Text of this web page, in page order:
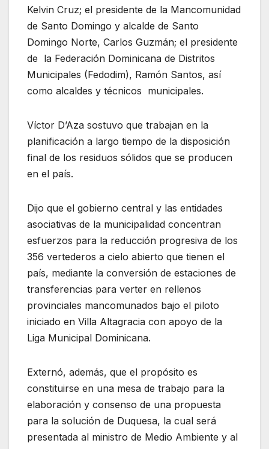
Kelvin Cruz; el presidente de la Mancomunidad
de Santo Domingo y alcalde de Santo
Domingo Norte, Carlos Guzmán; el presidente
de la Federación Dominicana de Distritos
Municipales (Fedodim), Ramón Santos, así
como alcaldes y técnicos municipales.
Víctor D’Aza sostuvo que trabajan en la
planificación a largo tiempo de la disposición
final de los residuos sólidos que se producen
en el país.
Dijo que el gobierno central y las entidades
asociativas de la municipalidad concentran
esfuerzos para la reducción progresiva de los
356 vertederos a cielo abierto que tienen el
país, mediante la conversión de estaciones de
transferencias para verter en rellenos
provinciales mancomunados bajo el piloto
iniciado en Villa Altagracia con apoyo de la
Liga Municipal Dominicana.
Externó, además, que el propósito es
constituirse en una mesa de trabajo para la
elaboración y consenso de una propuesta
para la solución de Duquesa, la cual será
presentada al ministro de Medio Ambiente y al